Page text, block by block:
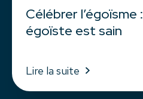
Célébrer
égoïste est sain
Lire la suite